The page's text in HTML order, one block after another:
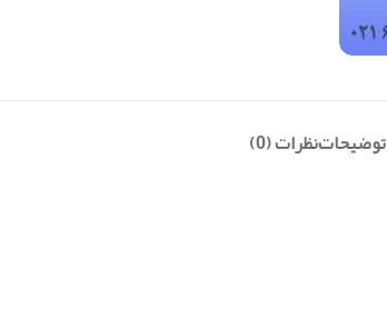
توضیحاتنظرات (0)